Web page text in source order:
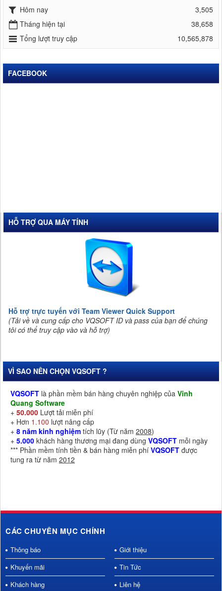
Hôm nay
3,505
Tháng hiện tại
38,658
Tổng lượt truy cập
10,565,878
FACEBOOK
HỖ TRỢ QUA MÁY TÍNH
Hỗ trợ trực tuyến với Team Viewer Quick Support
(Tải về và cung cấp cho VQSOFT ID và pass của bạn để chúng
tôi có thể truy cập vào và hỗ trợ)
VÌ SAO NÊN CHỌN VQSOFT ?
VQSOFT là phần mềm bán hàng chuyên nghiệp của Vinh
Quang Software
+ 50.000 Lượt tải miễn phí
+ Hơn 1.100 lượt nâng cấp
+ 8 năm kinh nghiệm tích lũy (Từ năm 2008)
+ 5.000 khách hàng thương mại đang dùng VQSOFT mỗi ngày
*** Phần mềm tính tiền & bán hàng miễn phí VQSOFT được
tung ra từ năm 2012
CÁC CHUYÊN MỤC CHÍNH
Thông báo
Giới thiệu
Khuyến mãi
Tin Tức
Khách hàng
Liên hệ